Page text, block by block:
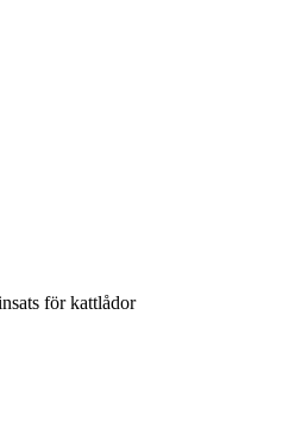
för kattlådor